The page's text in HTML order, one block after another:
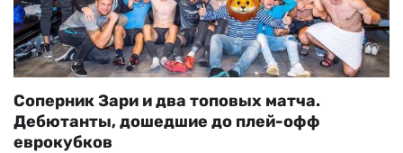
Соперник Зари и два топовых матча.
Дебютанты, дошедшие до плей-офф
еврокубков